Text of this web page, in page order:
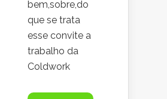
bem,sobre,do
que se trata
esse convite a
trabalho da
Coldwork